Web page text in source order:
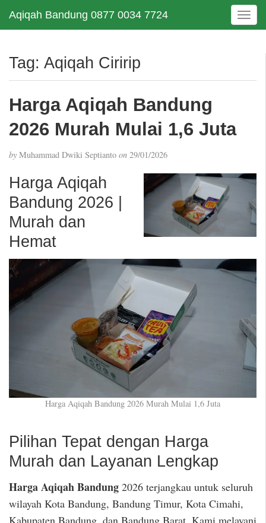
Aqiqah Bandung 0877 0034 7724
T
o
e
t
Tag: Aqiqah Ciririp
Harga Aqiqah Bandung
2026 Murah Mulai 1,6 Juta
by Muhammad Dwiki Septianto on 29/01/2026
Harga Aqiqah
Bandung 2026 |
Murah dan
Hemat
Harga Aqiqah Bandung 2026 Murah Mulai 1,6 Juta
Pilihan Tepat dengan Harga
Murah dan Layanan Lengkap
Harga Aqiqah Bandung 2026 terjangkau untuk seluruh
wilayah Kota Bandung, Bandung Timur, Kota Cimahi,
Kabupaten Bandung, dan Bandung Barat. Kami melayani